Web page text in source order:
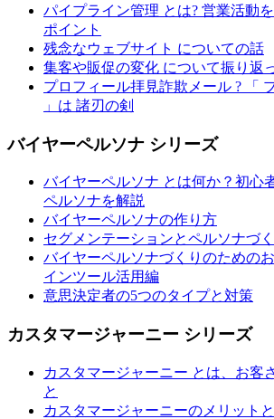
パイプライン管理 とは? 営業活動
ポイント
残念なウェブサイト についての話
集客や販促の変化 について振り返
プロフィール拝見詐欺メール ? 「
」は 諸刃の剣
バイヤーペルソナ シリーズ
バイヤーペルソナ とは何か？初心
ペルソナを解説
バイヤーペルソナの作り方
セグメンテーションとペルソナづ
バイヤーペルソナづくりのための
インツール活用編
意思決定者の5つのタイプと対策
カスタマージャーニー シリーズ
カスタマージャーニー とは、お客
と
カスタマージャーニーのメリット